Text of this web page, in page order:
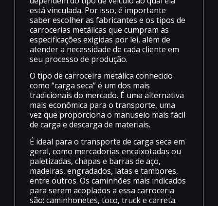
está vinculada. Por isso, é importante
saber escolher as fabricantes e os tipos de
carrocerias metálicas que cumpram as
especificações exigidas por lei, além de
atender a necessidade de cada cliente em
seu processo de produção.
O tipo de carroceira metálica conhecido
como “carga seca” é um dos mais
tradicionais do mercado. É uma alternativa
mais econômica para o transporte, uma
vez que proporciona o manuseio mais fácil
de carga e descarga de materiais.
É ideal para o transporte de carga seca em
geral, como mercadorias encaixotadas ou
paletizadas, chapas e barras de aço,
madeiras, engradados, latas e tambores,
entre outros. Os caminhões mais indicados
para serem acoplados a essa carroceria
são: caminhonetes, toco, truck e carreta.